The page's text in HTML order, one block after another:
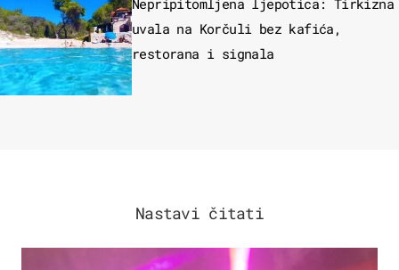
uvala na Korčuli bez kafića,
restorana i signala
Nastavi čitati
KULTURA & ZABAVA